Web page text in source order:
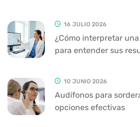
16 JULIO 2026
¿Cómo interpretar
para entender sus
10 JUNIO 2026
Audífonos para
opciones efectivas